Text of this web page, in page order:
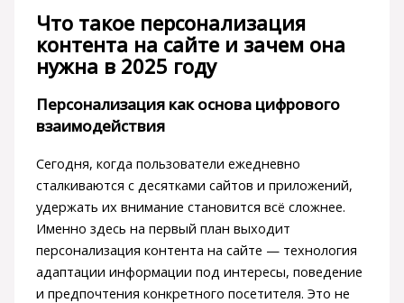
Что такое персонализация
контента на сайте и зачем она
нужна в 2025 году
Персонализация как основа цифрового
взаимодействия
Сегодня, когда пользователи ежедневно
сталкиваются с десятками сайтов и приложений,
удержать их внимание становится всё сложнее.
Именно здесь на первый план выходит
персонализация контента на сайте — технология
адаптации информации под интересы, поведение
и предпочтения конкретного посетителя. Это не